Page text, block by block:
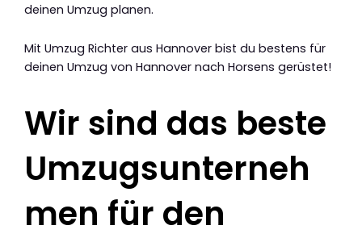
deinen Umzug planen.
Mit Umzug Richter aus Hannover bist du bestens für
deinen Umzug von Hannover nach Horsens gerüstet!
Wir sind das beste
Umzugsunterneh
men für den